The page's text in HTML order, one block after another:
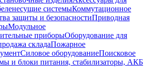
системыКоммутационное
защиты и безопасностиПриводная
Модульное
приборыОборудование для
складаПожарное
Силовое оборудованиеПоисковое
и блоки питания, стабилизаторы, АКБ